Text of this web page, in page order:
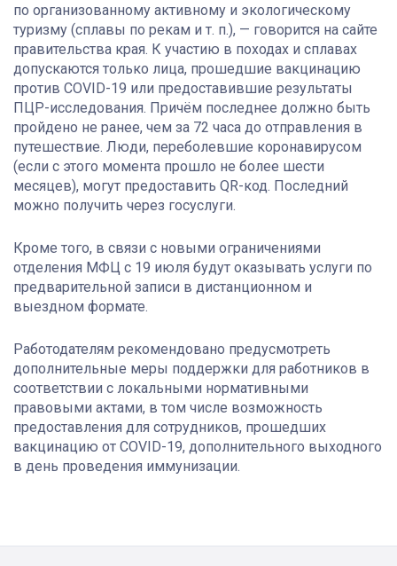
по организованному активному и экологическому
туризму (сплавы по рекам и т. п.), — говорится на сайте
правительства края. К участию в походах и сплавах
допускаются только лица, прошедшие вакцинацию
против COVID-19 или предоставившие результаты
ПЦР-исследования. Причём последнее должно быть
пройдено не ранее, чем за 72 часа до отправления в
путешествие. Люди, переболевшие коронавирусом
(если с этого момента прошло не более шести
месяцев), могут предоставить QR-код. Последний
можно получить через госуслуги.
Кроме того, в связи с новыми ограничениями
отделения МФЦ с 19 июля будут оказывать услуги по
предварительной записи в дистанционном и
выездном формате.
Работодателям рекомендовано предусмотреть
дополнительные меры поддержки для работников в
соответствии с локальными нормативными
правовыми актами, в том числе возможность
предоставления для сотрудников, прошедших
вакцинацию от COVID-19, дополнительного выходного
в день проведения иммунизации.